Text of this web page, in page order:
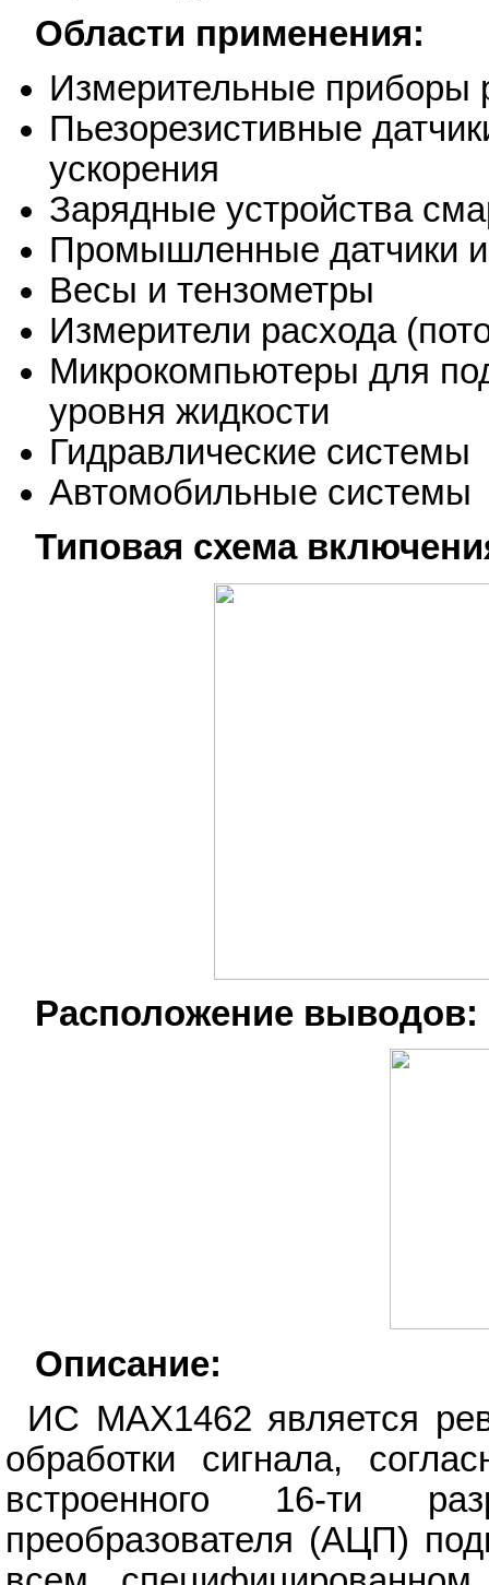
Области применения:
Измерительные приборы
Пьезорезистивные
ускорения
Зарядные устройства
Промышленные датчики
Весы и тензометры
Измерители расхода
Микрокомпьютеры для
уровня жидкости
Гидравлические системы
Автомобильные системы
Типовая схема
Расположение выводов:
Описание:
ИС MAX1462 является
обработки сигнала,
встроенного 16-ти
преобразователя (АЦП)